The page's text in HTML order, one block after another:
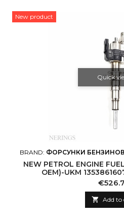
New product
Quick
BRAND: ФОРСУНКИ
NEW PETROL ENGINE
OEM)-UKM
Price
 Add to